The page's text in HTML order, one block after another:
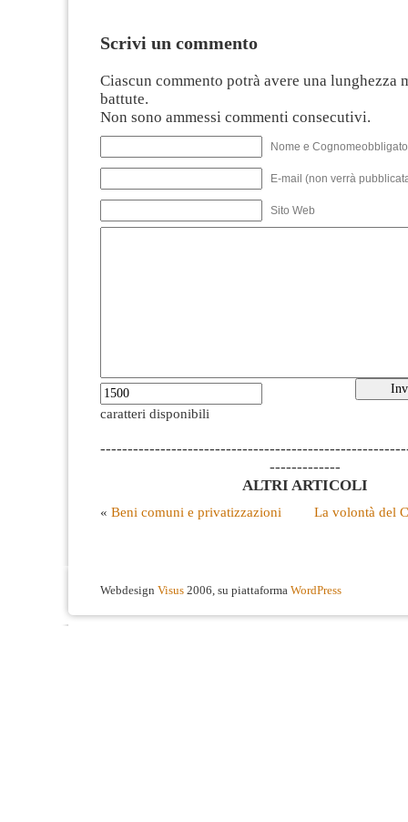
Scrivi un commento
Ciascun commento potrà avere una lunghezza
battute.
Non sono ammessi commenti consecutivi.
Nome e
E-mail (non verrà
Sito Web
caratteri disponibili
-------------
ALTRI ARTICOLI
« Beni comuni e privatizzazioni La volontà del
Webdesign Visus 2006, su piattaforma WordPress